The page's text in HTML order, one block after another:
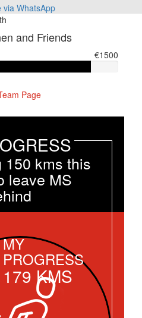
via WhatsApp
and Friends
€1500
Page
150 kms this
leave MS
MY
PROGRESS
179 KMS